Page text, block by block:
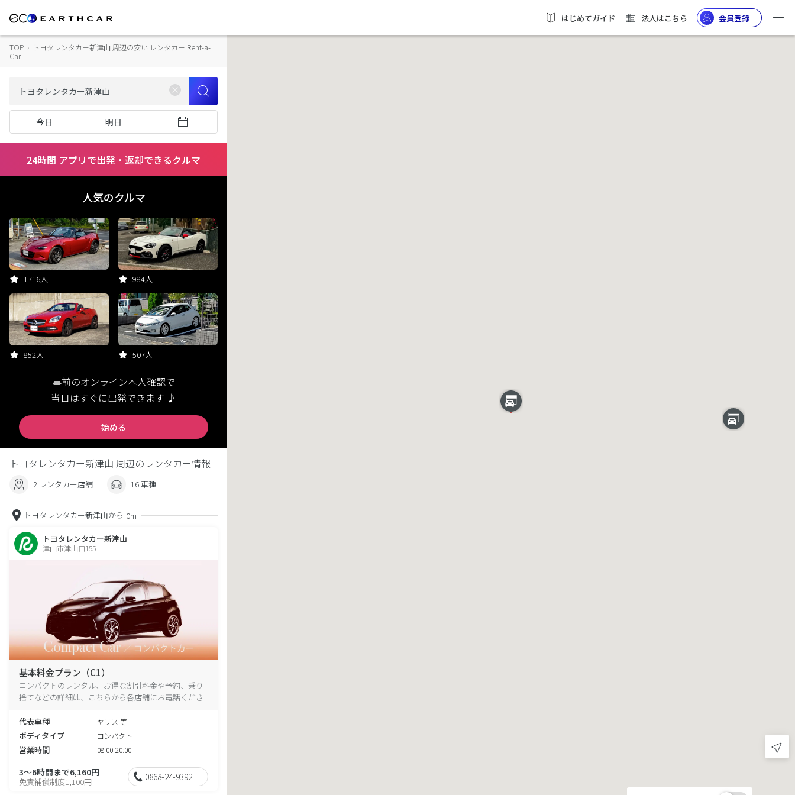
はじめてガイド 法人はこちら 会員登録
TOP › トヨタレンタカー新津山 周辺の安い レンタカー Rent-a-
Car
今日 明日
24時間 アプリで出発・返却できるクルマ
人気のクルマ
1716人 984人
852人 507人
事前のオンライン本人確認で
当日はすぐに出発できます ♪
始める
トヨタレンタカー新津山 周辺のレンタカー情報
2 レンタカー店舗 16 車種
トヨタレンタカー新津山から 0m
トヨタレンタカー新津山
津山市津山口155
基本料金プラン（C1）
コンパクトのレンタル、お得な割引料金や予約、乗り
捨てなどの詳細は、こちらから各店舗にお電話くださ
代表車種
ヤリス 等
ボディタイプ コンパクト
営業時間 08:00-20:00
3～6時間まで6,160円
免責補償制度1,100円 0868-24-9392